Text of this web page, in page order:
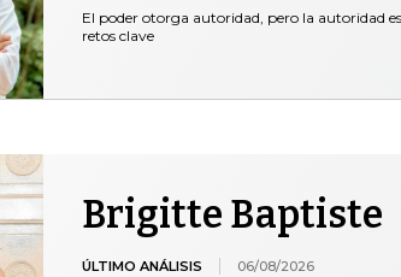
El poder otorga autoridad, pero la autoridad
retos clave
Brigitte Baptiste
ÚLTIMO ANÁLISIS 06/08/2026